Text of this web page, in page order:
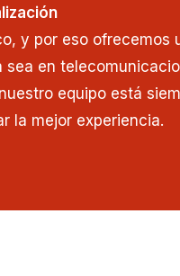
y por eso ofrecemos
sea en
equipo está
la mejor experiencia.